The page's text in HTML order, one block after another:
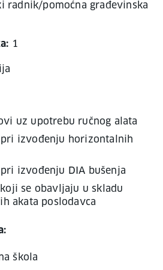
radnik/pomoćna građevinska
1
uz upotrebu ručnog alata
pri izvođenju horizontalnih
izvođenju DIA bušenja
se obavljaju u skladu
akata poslodavca
škola